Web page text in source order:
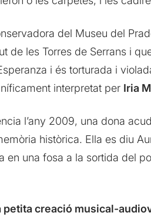
del Museu del
de les Torres de Serrans i
i és torturada i
interpretat per Iria
l’any 2009, una dona
històrica. Ella es diu
una fosa a la sortida del
petita creació musical-